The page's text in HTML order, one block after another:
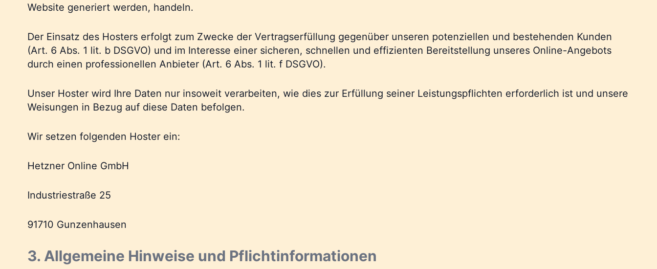
Website generiert werden, handeln.
Der Einsatz des Hosters erfolgt zum Zwecke der Vertragserfüllung gegenüber unseren potenziellen und bestehenden Kunden
(Art. 6 Abs. 1 lit. b DSGVO) und im Interesse einer sicheren, schnellen und effizienten Bereitstellung unseres Online-Angebots
durch einen professionellen Anbieter (Art. 6 Abs. 1 lit. f DSGVO).
Unser Hoster wird Ihre Daten nur insoweit verarbeiten, wie dies zur Erfüllung seiner Leistungspflichten erforderlich ist und unsere
Weisungen in Bezug auf diese Daten befolgen.
Wir setzen folgenden Hoster ein:
Hetzner Online GmbH
Industriestraße 25
91710 Gunzenhausen
3. Allgemeine Hinweise und Pflichtinformationen